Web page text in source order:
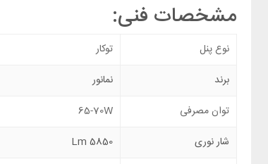
مشخصات فنی:
نوع پنل
توکار
برند
نمانور
توان مصرفی
65-70W
شار نوری
5850 Lm